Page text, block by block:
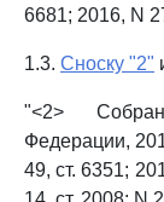
6681; 2016, N
1.3. Сноску "2"
"<2>
Федерации,
49, ст. 6351;